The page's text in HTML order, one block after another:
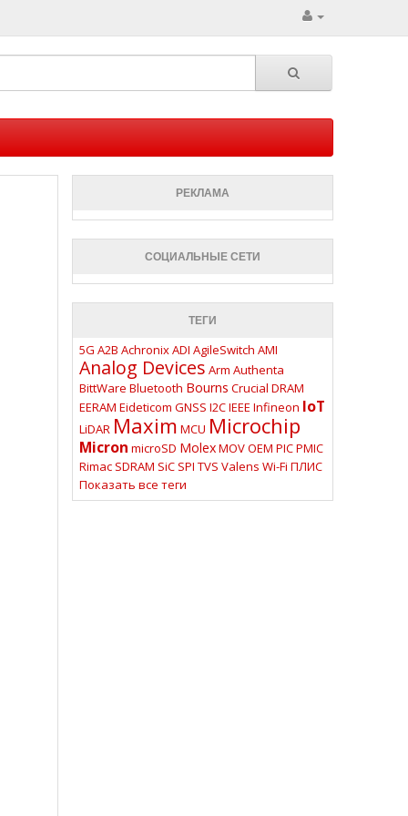
РЕКЛАМА
СОЦИАЛЬНЫЕ СЕТИ
ТЕГИ
5G A2B AchronixADI AgileSwitch AMI
Analog Devices Arm Authenta
BittWare Bluetooth Bourns Crucial DRAM
EERAM Eideticom GNSS I2CIEEE Infineon IoT
LiDAR Maxim MCU Microchip
Micron microSD MolexMOVOEM PICPMIC
Rimac SDRAM SiC SPI TVS Valens Wi-Fi ПЛИС
Показать все теги